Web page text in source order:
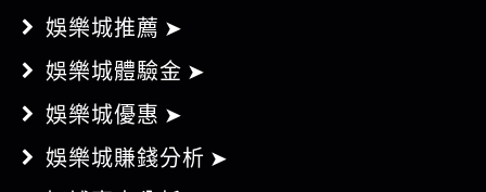
娛樂城推薦 ➤
娛樂城體驗金 ➤
娛樂城優惠 ➤
娛樂城賺錢分析 ➤